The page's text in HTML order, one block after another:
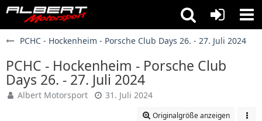
PCHC - Hockenheim - Porsche Club Days 26. - 27. Juli 2024
PCHC - Hockenheim - Porsche Club
Days 26. - 27. Juli 2024
Albert Motorsport 31. Juli 2024
Originalgröße anzeigen